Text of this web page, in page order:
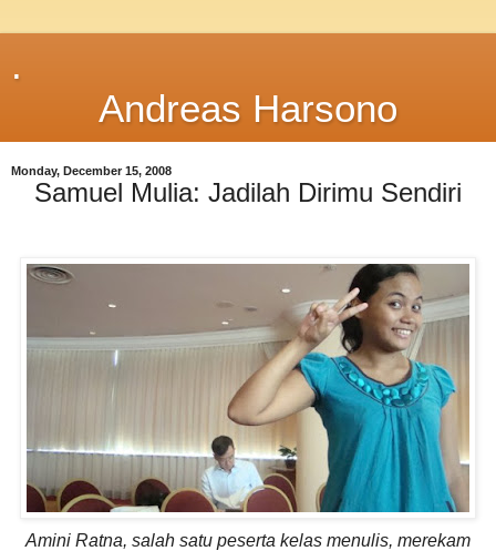
.
Andreas Harsono
Monday, December 15, 2008
Samuel Mulia: Jadilah Dirimu Sendiri
Amini Ratna, salah satu peserta kelas menulis, merekam